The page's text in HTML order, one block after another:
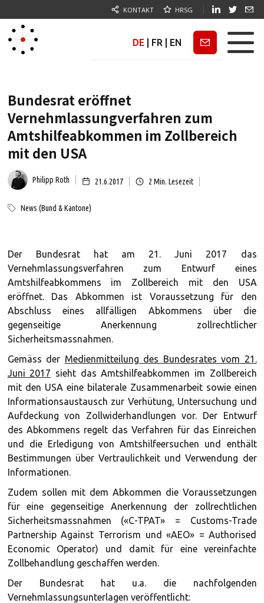
KONTAKT HRSG
DE FR EN Newsletter
Bundesrat eröffnet
Vernehmlassungverfahren zum
Amtshilfeabkommen im Zollbereich
mit den USA
Philipp Roth 21.6.2017 2 Min. Lesezeit
News (Bund & Kantone)
Der Bundesrat hat am 21. Juni 2017 das
Vernehmlassungsverfahren zum Entwurf eines
Amtshilfeabkommens im Zollbereich mit den USA
eröffnet. Das Abkommen ist Voraussetzung für den
Abschluss eines allfälligen Abkommens über die
gegenseitige Anerkennung zollrechtlicher
Sicherheitsmassnahmen.
Gemäss der Medienmitteilung des Bundesrates vom 21.
Juni 2017 sieht das Amtshilfeabkommen im Zollbereich
mit den USA eine bilaterale Zusammenarbeit sowie einen
Informationsaustausch zur Verhütung, Untersuchung und
Aufdeckung von Zollwiderhandlungen vor. Der Entwurf
des Abkommens regelt das Verfahren für das Einreichen
und die Erledigung von Amtshilfeersuchen und enthält
Bestimmungen über Vertraulichkeit und Verwendung der
Informationen.
Zudem sollen mit dem Abkommen die Voraussetzungen
für eine gegenseitige Anerkennung der zollrechtlichen
Sicherheitsmassnahmen («C-TPAT» = Customs-Trade
Partnership Against Terrorism und «AEO» = Authorised
Economic Operator) und damit für eine vereinfachte
Zollbehandlung geschaffen werden.
Der Bundesrat hat u.a. die nachfolgenden
Vernehmlassungsunterlagen veröffentlicht: